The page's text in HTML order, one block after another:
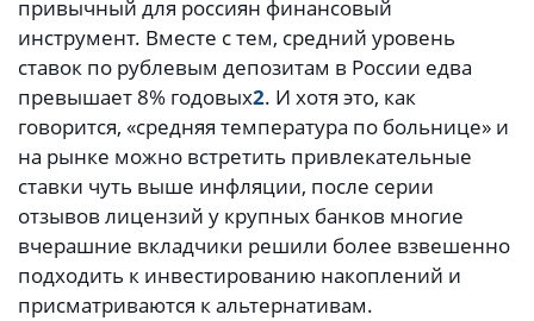
привычный для россиян финансовый
инструмент. Вместе с тем, средний уровень
ставок по рублевым депозитам в России едва
превышает 8% годовых2. И хотя это, как
говорится, «средняя температура по больнице» и
на рынке можно встретить привлекательные
ставки чуть выше инфляции, после серии
отзывов лицензий у крупных банков многие
вчерашние вкладчики решили более взвешенно
подходить к инвестированию накоплений и
присматриваются к альтернативам.